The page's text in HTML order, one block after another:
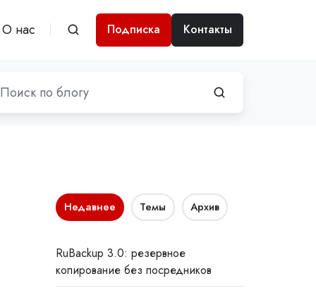
О нас Подписка Контакты
Недавнее Темы Архив
RuBackup 3.0: резервное
копирование без посредников